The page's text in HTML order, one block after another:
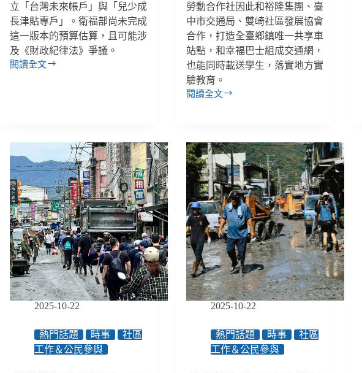
立「台灣未來帳戶」與「兒少成
長津貼專戶」。衛福部尚未完成
這一版本的預算估算，且可能涉
及《財政紀律法》爭議。
閱讀全文
【雙
兒
少
未
來
帳
戶
撥
款
最
高
114
萬
元、
勞動合作社因此和裕隆集團、臺
中市交通局、雙崎社區發展協會
合作，打造全臺鄉鎮唯一共享車
站點，和幸福巴士組成交通網，
也能同時載送學生，落實地方實
驗教育。
閱讀全文
當
通
成
長
照
最
大
難
題，
共
享
車
如
2025-10-22
熱門話題 時事
社區
工作＆公民參與
2025-10-22
熱門話題 時事
社區
工作＆公民參與